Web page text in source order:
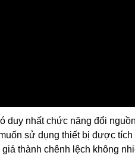
duy nhất chức năng đổi
sử dụng thiết bị được
thành chênh lệch không